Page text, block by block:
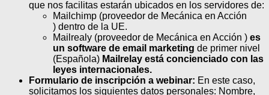
que nos facilitas estarán ubicados en los servidores de:
Mailchimp (proveedor de Mecánica en Acción
) dentro de la UE.
Mailrealy (proveedor de Mecánica en Acción ) es
un software de email marketing de primer nivel
(Española) Mailrelay está concienciado con las
leyes internacionales.
Formulario de inscripción a webinar: En este caso,
solicitamos los siguientes datos personales: Nombre,